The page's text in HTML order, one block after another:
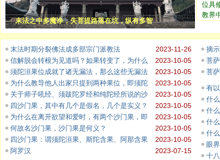
末法之中多魔诤，失菩提路落在坑，纵有多智
位具
教界
2023-11-26
末法时期分裂佛法成多部宗门派教法
2023-10-05
信解脱会转根为见道吗？如果转变了，为什么
2023-10-05
须陀洹果位成就了诸无漏法，那么这些无漏法
2023-10-05
为什么教导他人出家只提到两种果位，即须陀
2023-10-05
关于师子吼经、须跋陀罗经和纯陀经所说的沙
2023-10-05
四沙门果，其中有几个是假名，几个是实义？
2023-10-05
为什么在离开欲望和爱时，有两个沙门果，即
2023-10-05
何故名沙门果，沙门果是何义？
2023-10-05
四沙门果：谓须陀洹果、斯陀含果、阿那含果
2023-07-15
阿罗汉
摘
菩
菩萨
有
什
什
什
什
眼
十